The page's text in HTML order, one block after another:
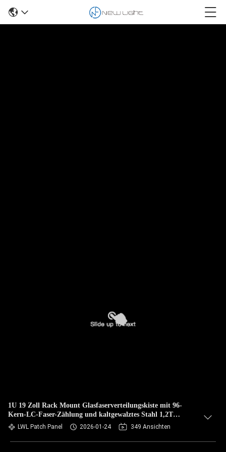
1U 19 Zoll Rack Mount Glasfaserverteilungskiste mit 96-
Kern-LC-Faser-Zählung und kaltgewalztes Stahl 1,2T
Material
LWL Patch Panel 2026-01-24 349 Ansichten